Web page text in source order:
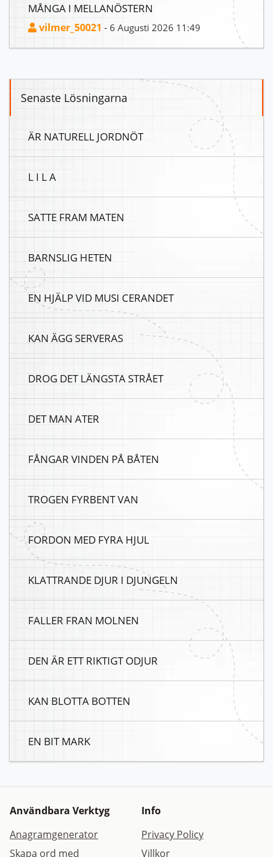
MÅNGA I MELLANÖSTERN
vilmer_50021 - 6 Augusti 2026 11:49
Senaste Lösningarna
ÄR NATURELL JORDNÖT
L I L A
SATTE FRAM MATEN
BARNSLIG HETEN
EN HJÄLP VID MUSI CERANDET
KAN ÄGG SERVERAS
DROG DET LÄNGSTA STRÅET
DET MAN ATER
FÅNGAR VINDEN PÅ BÅTEN
TROGEN FYRBENT VAN
FORDON MED FYRA HJUL
KLATTRANDE DJUR I DJUNGELN
FALLER FRAN MOLNEN
DEN ÄR ETT RIKTIGT ODJUR
KAN BLOTTA BOTTEN
EN BIT MARK
Användbara Verktyg
Anagramgenerator
Skapa ord med
Info
Privacy Policy
Villkor